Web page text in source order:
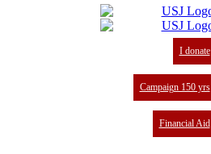
I donate
Campaign 150 yrs
Financial Aid